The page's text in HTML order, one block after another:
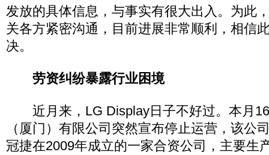
发放的具体信息，与事实有很大出入。为此
关各方紧密沟通，目前进展非常顺利，相信
决。
劳资纠纷暴露行业困境
近月来，LG Display日子不好过。本月
（厦门）有限公司突然宣布停止运营，该公
冠捷在2009年成立的一家合资公司，主要生